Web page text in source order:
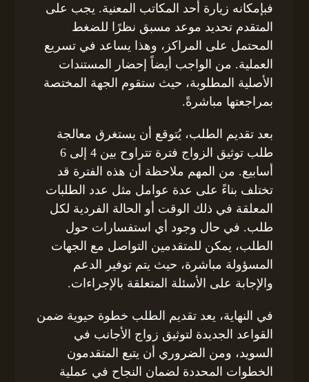
فبإمكانه زيارة أحد المكاتب المعنية. يجب على
المتقدم تحديد موعد مسبق نظرًا للضغط
المحتمل على المراكز، وهذا يساعد في تسريع
العملية. من الواجب أيضاً إحضار المستندات
الأصلية المطلوبة، حيث ستقوم الجهة المختصة
بمراجعتها مباشرةً.
بعد تقديم الطلب، يُتوقع أن يستغرق معالجة
طلب توثيق الزواج فترة تتراوح بين 4 إلى 6
أسابيع. من المهم ملاحظة أن هذه الفترة قد
تختلف بناءً على عدة عوامل مثل عدد الطلبات
المعلقة في ذلك الوقت أو الحالة الفردية لكل
طلب. في حال وجود أي استفسارات حول
الطلب، يمكن للمتقدمين التواصل مع الجهات
المسؤولة مباشرة، حيث يتم توفير الدعم
والإجابة على الأسئلة المتعلقة بالإجراءات.
في النهاية، يعد تقديم الطلب خطوة حيوية ضمن
القواعد الجديدة لتوثيق زواج الأجانب في
السويد، ومن الضروري أن يتبع المتقدمون
الخطوات المحددة لضمان النجاح في عملية